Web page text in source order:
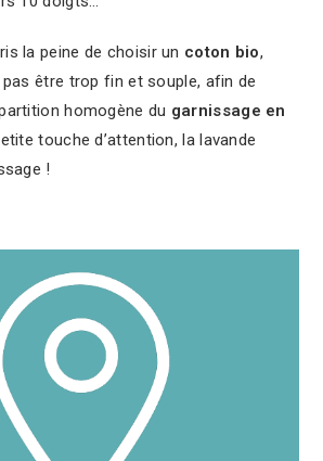
la peine de choisir un coton bio,
être trop fin et souple, afin de
homogène du garnissage en
touche d’attention, la lavande
!